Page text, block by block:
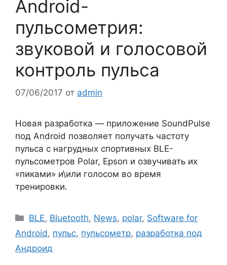
Android-
пульсометрия:
звуковой и голосовой
контроль пульса
07/06/2017 от admin
Новая разработка — приложение SoundPulse
под Android позволяет получать частоту
пульса с нагрудных спортивных BLE-
пульсометров Polar, Epson и озвучивать их
«пиками» и\или голосом во время
тренировки.
Рубрики
BLE, Bluetooth, News, polar, Software for
Android , пульс, пульсометр, разработка под
Андроид